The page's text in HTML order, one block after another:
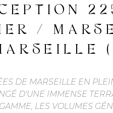
/
DE MARSEILLE EN
D'UNE IMMENSE
LES VOLUMES